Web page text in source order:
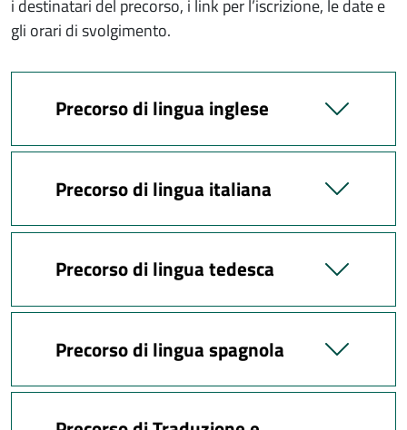
i destinatari del precorso, i link per l’iscrizione, le date e
gli orari di svolgimento.
Precorso di lingua inglese
Precorso di lingua italiana
Precorso di lingua tedesca
Precorso di lingua spagnola